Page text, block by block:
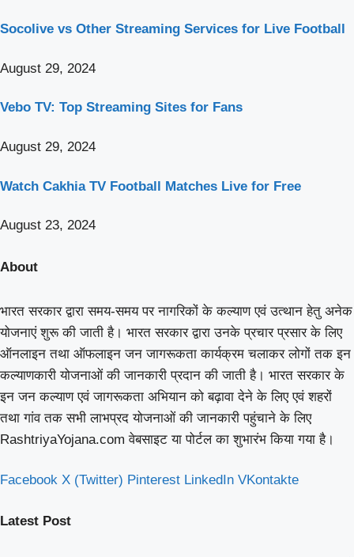
Socolive vs Other Streaming Services for Live Football
August 29, 2024
Vebo TV: Top Streaming Sites for Fans
August 29, 2024
Watch Cakhia TV Football Matches Live for Free
August 23, 2024
About
भारत सरकार द्वारा समय-समय पर नागरिकों के कल्याण एवं उत्थान हेतु अनेक
योजनाएं शुरू की जाती है। भारत सरकार द्वारा उनके प्रचार प्रसार के लिए
ऑनलाइन तथा ऑफलाइन जन जागरूकता कार्यक्रम चलाकर लोगों तक इन
कल्याणकारी योजनाओं की जानकारी प्रदान की जाती है। भारत सरकार के
इन जन कल्याण एवं जागरूकता अभियान को बढ़ावा देने के लिए एवं शहरों
तथा गांव तक सभी लाभप्रद योजनाओं की जानकारी पहुंचाने के लिए
RashtriyaYojana.com वेबसाइट या पोर्टल का शुभारंभ किया गया है।
Facebook X (Twitter) Pinterest LinkedIn VKontakte
Latest Post